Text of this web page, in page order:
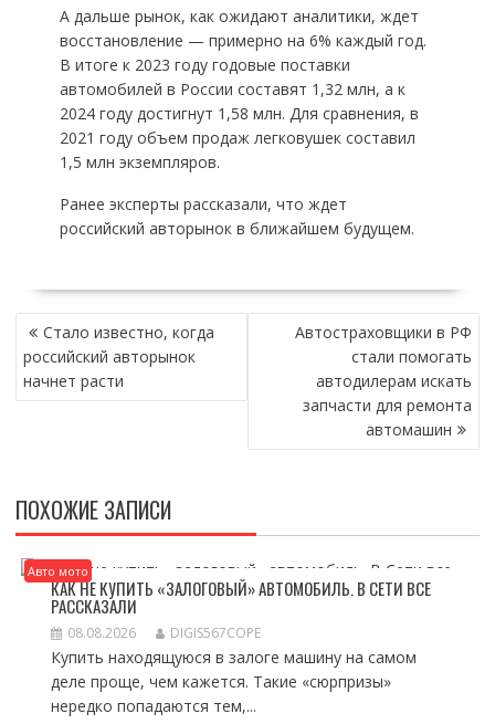
А дальше рынок, как ожидают аналитики, ждет
восстановление — примерно на 6% каждый год.
В итоге к 2023 году годовые поставки
автомобилей в России составят 1,32 млн, а к
2024 году достигнут 1,58 млн. Для сравнения, в
2021 году объем продаж легковушек составил
1,5 млн экземпляров.
Ранее эксперты рассказали, что ждет
российский авторынок в ближайшем будущем.
НАВИГАЦИЯ
ПО
ЗАПИСЯМ
Стало известно, когда
российский авторынок
начнет расти
Автостраховщики в РФ
стали помогать
автодилерам искать
запчасти для ремонта
автомашин
ПОХОЖИЕ ЗАПИСИ
Авто мото
КАК НЕ КУПИТЬ «ЗАЛОГОВЫЙ» АВТОМОБИЛЬ. В СЕТИ ВСЕ
РАССКАЗАЛИ
08.08.2026 DIGIS567COPE
Купить находящуюся в залоге машину на самом
деле проще, чем кажется. Такие «сюрпризы»
нередко попадаются тем,...